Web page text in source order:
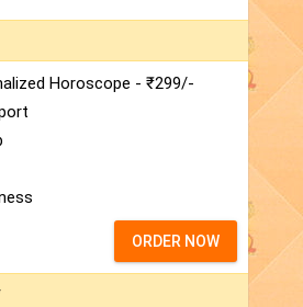
Horoscope - ₹299/-
ORDER NOW